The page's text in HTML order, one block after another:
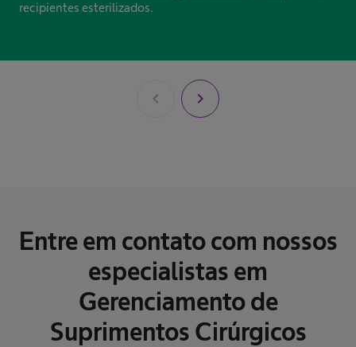
recipientes esterilizados.
chevron_left chevron_right
Entre em contato com nossos
especialistas em
Gerenciamento de
Suprimentos Cirúrgicos